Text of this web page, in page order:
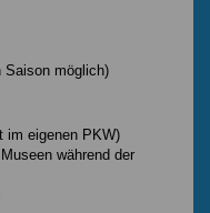
Saison möglich)
im eigenen PKW)
während der